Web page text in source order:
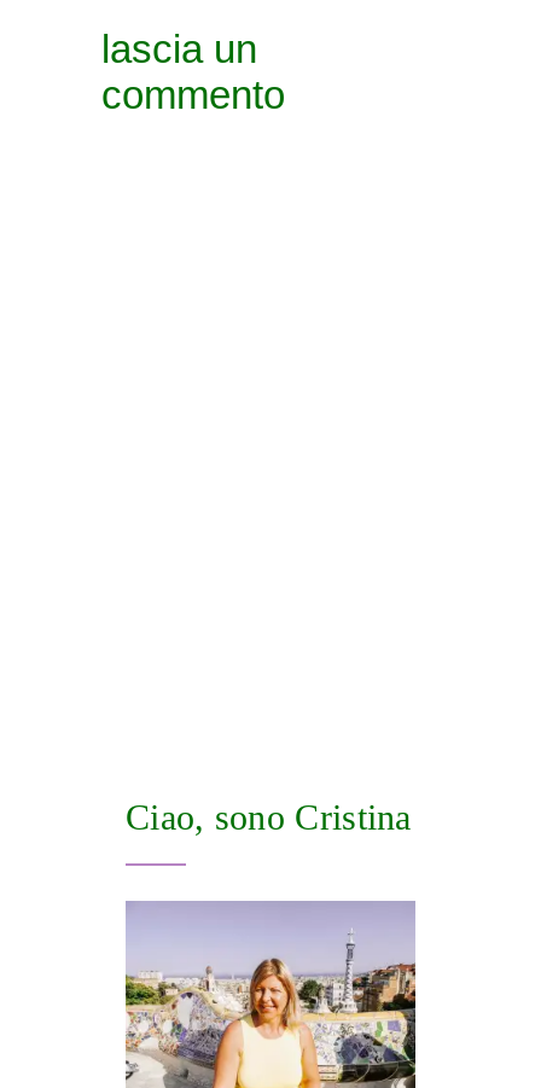
lascia un
commento
Ciao, sono Cristina